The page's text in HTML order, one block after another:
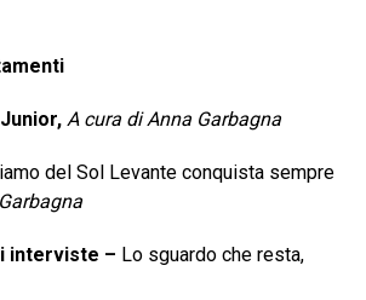
A cura di Anna Garbagna
del Sol Levante conquista sempre
interviste – Lo sguardo che resta,